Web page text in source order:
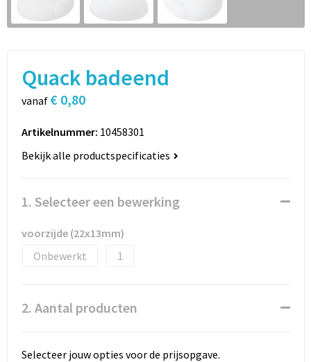
Vrije tijd en Strand
Spellen voor binnen en buiten
Rugzakken
Schoudertassen
Boodschappentassen
Toilettassen
Documententassen
Quack badeend
vanaf € 0,80
Artikelnummer: 10458301
Bekijk alle productspecificaties
1. Selecteer een bewerking
voorzijde (22x13mm)
Onbewerkt
1
2. Aantal producten
Selecteer jouw opties voor de prijsopgave.